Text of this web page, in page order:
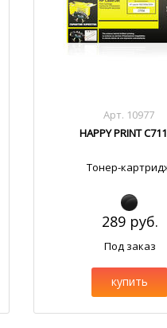
Арт. 10977
HAPPY PRINT
Тонер-
289 руб.
Под заказ
купить